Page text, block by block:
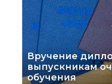
Вручение
выпускникам
обучения